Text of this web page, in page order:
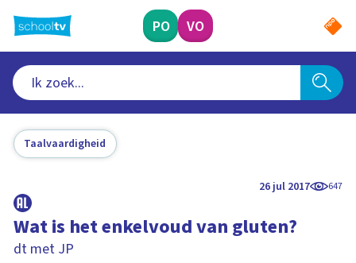
naar
hoofdinhoud
PO VO
Taalvaardigheid
26 jul 2017 647
Wat is het enkelvoud van gluten?
dt met JP